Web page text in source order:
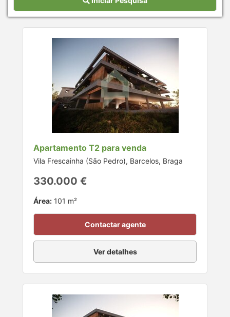
Apartamento T2 para venda
Vila Frescainha (São Pedro), Barcelos, Braga
330.000 €
Área: 101 m²
Contactar agente
Ver detalhes